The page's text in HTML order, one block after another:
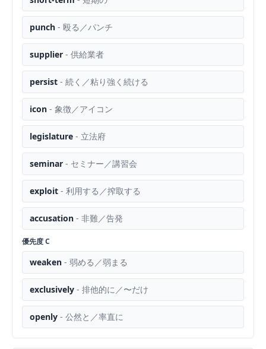
punch - 殴る／パンチ
supplier - 供給業者
persist - 続く／粘り強く続ける
icon - 象徴／アイコン
legislature - 立法府
seminar - セミナー／講習会
exploit - 利用する／搾取する
accusation - 非難／告発
優先度C
weaken - 弱める／弱まる
exclusively - 排他的に／〜だけ
openly - 公然と／率直に